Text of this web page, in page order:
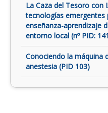
La Caza del Tesoro con
tecnologías emergentes
enseñanza-aprendizaje
entorno local (nº PID:
Conociendo la máquina
anestesia (PID 103)